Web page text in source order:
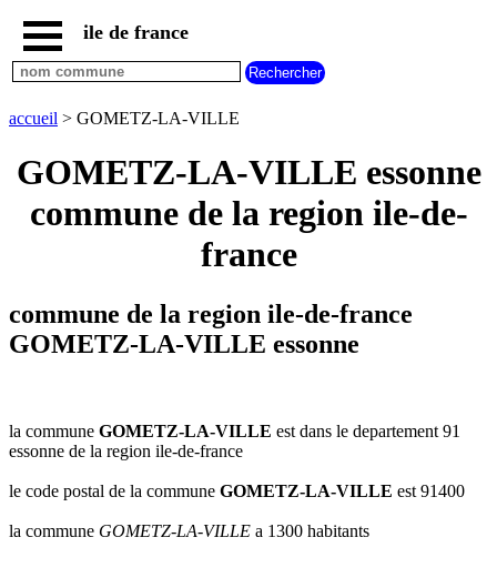
accueil
paris
communes
communes
hauts
seine
marne
communes
communes
val
oise
val
ile de france
accueil > GOMETZ-LA-VILLE
GOMETZ-LA-VILLE essonne
commune de la region ile-de-
france
commune de la region ile-de-france
GOMETZ-LA-VILLE essonne
la commune GOMETZ-LA-VILLE est dans le departement 91
essonne de la region ile-de-france
le code postal de la commune GOMETZ-LA-VILLE est 91400
la commune GOMETZ-LA-VILLE a 1300 habitants